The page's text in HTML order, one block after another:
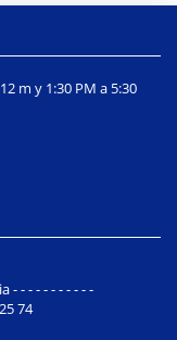
m y 1:30 PM a 5:30
- - - - - - - - - - -
74